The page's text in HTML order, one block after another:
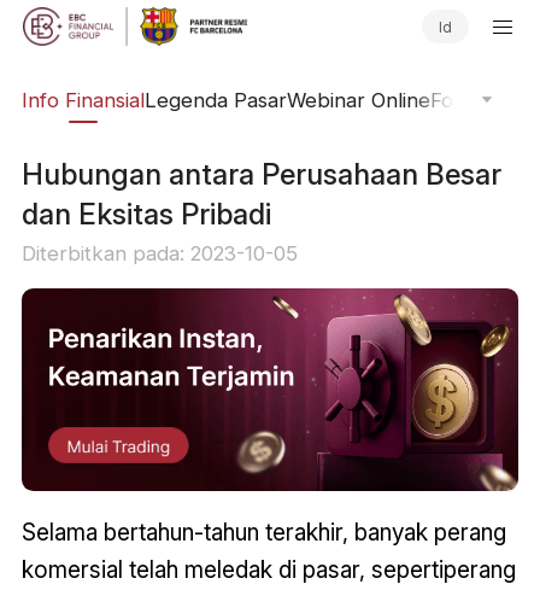
Id
Info FinansialLegenda PasarWebinar OnlineFokus
Hubungan antara Perusahaan Besar
dan Eksitas Pribadi
Diterbitkan pada: 2023-10-05
Selama bertahun-tahun terakhir, banyak perang
komersial telah meledak di pasar, sepertiperang